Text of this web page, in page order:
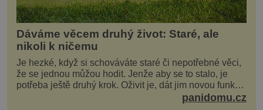
Dáváme věcem druhý život: Staré, ale
nikoli k ničemu
Je hezké, když si schováváte staré či nepotřebné věci,
že se jednou můžou hodit. Jenže aby se to stalo, je
potřeba ještě druhý krok. Oživit je, dát jim novou funkci
panidomu.cz